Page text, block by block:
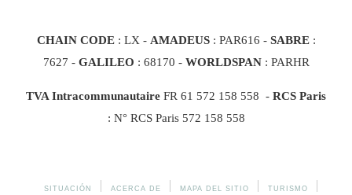
CHAIN CODE: LX - AMADEUS : PAR616 - SABRE :
7627 - GALILEO : 68170 - WORLDSPAN : PARHR
TVA Intracommunautaire FR 61 572 158 558 - RCS Paris
: N° RCS Paris 572 158 558
SITUACIÓN ACERCA DE MAPA DEL SITIO TURISMO